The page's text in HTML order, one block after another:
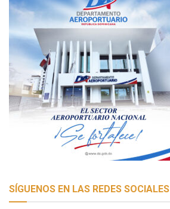
SÍGUENOS EN LAS REDES SOCIALES